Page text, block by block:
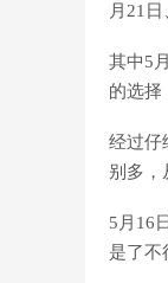
月21
其中5
的选择
经过仔
别多，
5月16
是了不